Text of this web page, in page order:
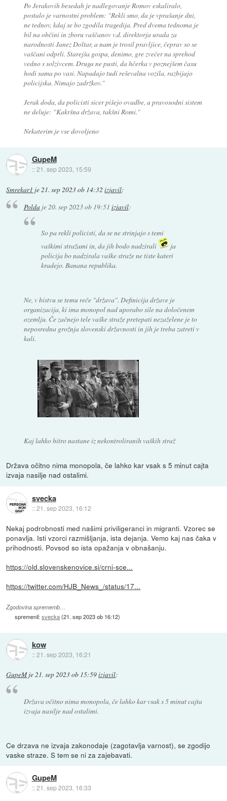
Po Jerakovih besedah je nadlegovanje Romov eskaliralo,
postalo je varnostni problem: "Rekli smo, da je vprašanje dni,
ne tednov, kdaj se bo zgodila tragedija. Pred dvema tednoma je
bil na občini in zboru vaščanov v.d. direktorja urada za
narodnosti Janez Doltar, a nam je trosil pravljice, čeprav so se
vaščani odprli. Starejša gospa, denimo, gre zvečer na sprehod
vedno s solzivcem. Druga ne pusti, da hčerka v poznejšem času
hodi sama po vasi. Napadajo tudi reševalna vozila, razbijajo
policijska. Nimajo zadržkov."
Jerak doda, da policisti sicer pišejo ovadbe, a pravosodni sistem
ne deluje: "Kakršna država, takšni Romi."
Nekaterim je vse dovoljeno
GupeM
::21. sep 2023, 15:59
Smrekar1 je21. sep 2023 ob 14:32 izjavil:
Poldaje 20. sep 2023 ob 19:51 izjavil:
So pa rekli policisti, da se ne strinjajo s temi
vaškimi stražami in, da jih bodo nadzirali
ja
policija bo nadzirala vaške straže ne tiste kateri
kradejo. Banana republika.
Ne, v bistvu se temu reče "država". Definicija države je
organizacija, ki ima monopol nad uporabo sile na določenem
ozemlju. Če začnejo tele vaške straže pretepati nezaželene je to
neposredna grožnja slovenski državnosti in jih je treba zatreti v
kali.
Kaj lahko hitro nastane iz nekontroliranih vaških straž
Država očitno nima monopola, če lahko kar vsak s 5 minut cajta
izvaja nasilje nad ostalimi.
svecka
::21. sep 2023, 16:12
Nekaj podrobnosti med našimi priviligeranci in migranti. Vzorec se
ponavlja. Isti vzorci razmišljanja, ista dejanja. Vemo kaj nas čaka v
prihodnosti. Povsod so ista opažanja v obnašanju.
https://old.slovenskenovice.si/crni-sce...
https://twitter.com/HJB_News_/status/17...
Zgodovina sprememb…
spremenil:svecka(21. sep 2023 ob 16:12)
kow
::21. sep 2023, 16:21
GupeMje21. sep 2023 ob 15:59izjavil:
Država očitno nima monopola, če lahko kar vsak s 5 minut cajta
izvaja nasilje nad ostalimi.
Ce drzava ne izvaja zakonodaje (zagotavlja varnost), se zgodijo
vaske straze. S tem se ni za zajebavati.
GupeM
::21. sep 2023, 16:33